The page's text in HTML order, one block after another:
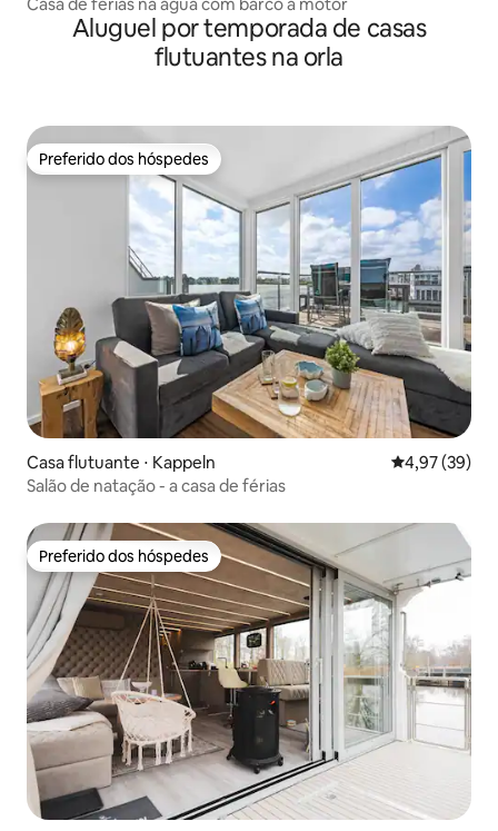
Aluguel por temporada de casas
flutuantes na orla
Preferido dos hóspedes
Preferido dos hóspedes
Casa flutuante ⋅ Kappeln 4,97 de uma
4,97 (39)
Salão de natação - a casa de férias
Preferido dos hóspedes
Preferido dos hóspedes